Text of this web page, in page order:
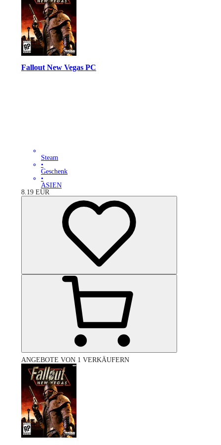
Fallout New Vegas PC
Steam
•
Geschenk
•
ASIEN
8.19 EUR
ANGEBOTE VON 1 VERKÄUFERN